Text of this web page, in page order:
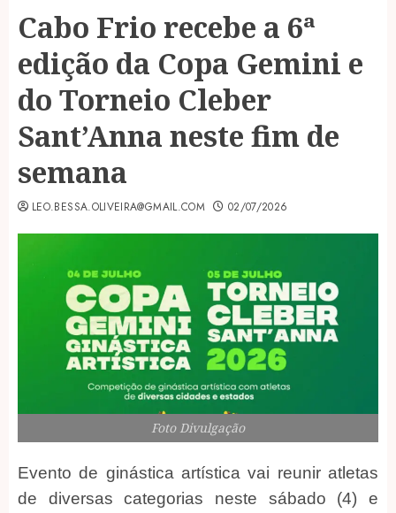
Cabo Frio recebe a 6ª
edição da Copa Gemini e
do Torneio Cleber
Sant’Anna neste fim de
semana
LEO.BESSA.OLIVEIRA@GMAIL.COM 02/07/2026
Foto Divulgação
Evento de ginástica artística vai reunir atletas
de diversas categorias neste sábado (4) e